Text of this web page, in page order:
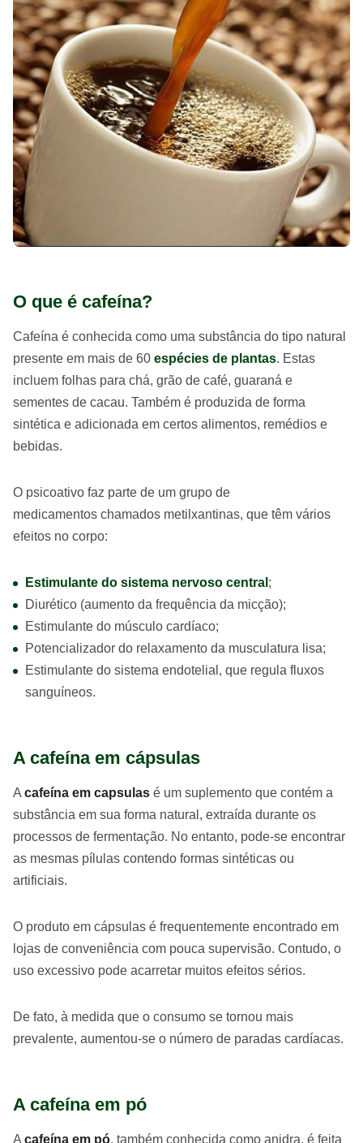
O que é cafeína?
Cafeína é conhecida como uma substância do tipo natural
presente em mais de 60 espécies de plantas. Estas
incluem folhas para chá, grão de café, guaraná e
sementes de cacau. Também é produzida de forma
sintética e adicionada em certos alimentos, remédios e
bebidas.
O psicoativo faz parte de um grupo de
medicamentos chamados metilxantinas, que têm vários
efeitos no corpo:
Estimulante do sistema nervoso central ;
Diurético (aumento da frequência da micção);
Estimulante do músculo cardíaco;
Potencializador do relaxamento da musculatura lisa;
Estimulante do sistema endotelial, que regula fluxos
sanguíneos.
A cafeína em cápsulas
A cafeína em capsulas é um suplemento que contém a
substância em sua forma natural, extraída durante os
processos de fermentação. No entanto, pode-se encontrar
as mesmas pílulas contendo formas sintéticas ou
artificiais.
O produto em cápsulas é frequentemente encontrado em
lojas de conveniência com pouca supervisão. Contudo, o
uso excessivo pode acarretar muitos efeitos sérios.
De fato, à medida que o consumo se tornou mais
prevalente, aumentou-se o número de paradas cardíacas.
A cafeína em pó
A cafeína em pó, também conhecida como anidra, é feita